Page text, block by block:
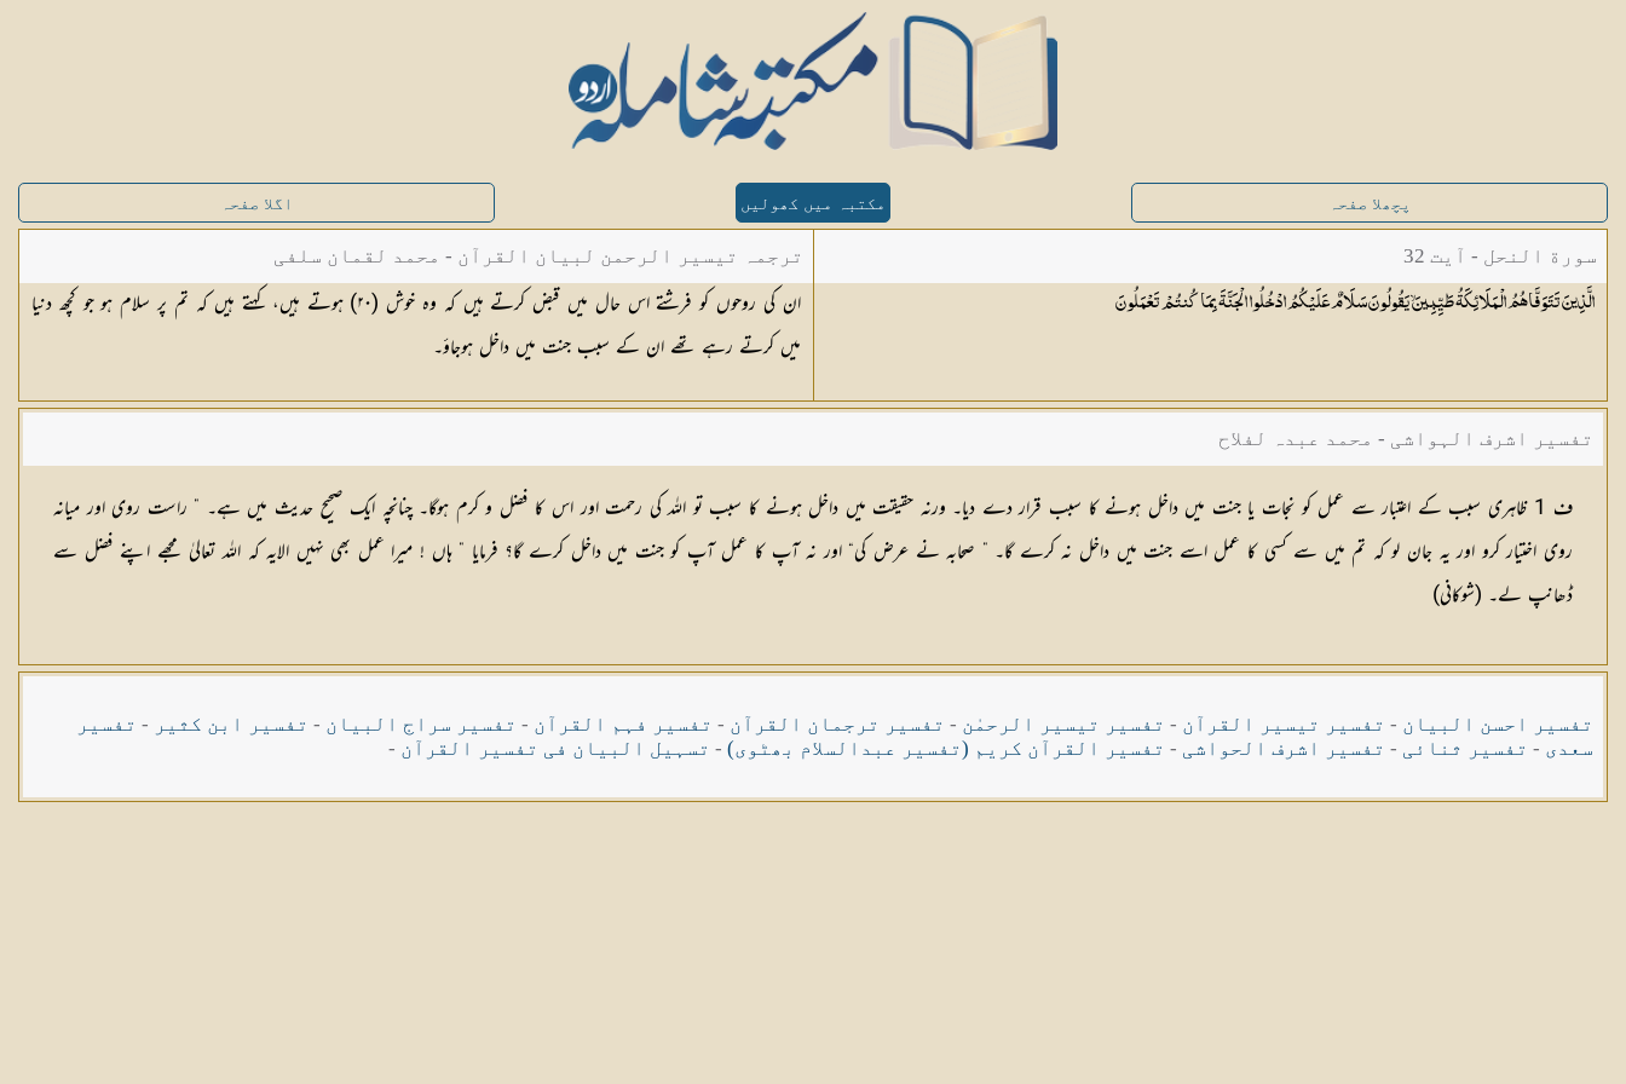
پچھلا صفحہ مکتبہ میں کھولیں اگلا صفحہ
سورة النحل - آیت 32
الَّذِينَ تَتَوَفَّاهُمُ الْمَلَائِكَةُ طَيِّبِينَ ۙ يَقُولُونَ سَلَامٌ عَلَيْكُمُ ادْخُلُوا الْجَنَّةَ بِمَا كُنتُمْتَعْمَلُونَ
ترجمہ تیسیر الرحمن لبیان القرآن - محمد لقمان سلفی
ان کی روحوں کو فرشتے اس حال میں قبض کرتے ہیں کہ وہ خوش (٢٠) ہوتے ہیں، کہتے ہیں کہ تم پر سلام ہو جو کچھ دنیا
میں کرتے رہے تھے ان کے سبب جنت میں داخل ہوجاؤ۔
تفسیر اشرف الہواشی - محمد عبدہ لفلاح
ف 1 ظاہری سبب کے اعتبار سے عمل کو نجات یا جنت میں داخل ہونے کا سبب قرار دے دیا۔ ورنہ حقیقت میں داخل ہونے کا سبب تو اللہ کی رحمت اور اس کا فضل و کرم ہوگا۔ چنانچہ ایک صحیح حدیث میں ہے۔ ” راست روی اور میانہ
روی اختیار کرو اور یہ جان لو کہ تم میں سے کسی کا عمل اسے جنت میں داخل نہ کرے گا۔ ” صحابہ نے عرض کی“ اور نہ آپ کا عمل آپ کو جنت میں داخل کرے گا؟ فرمایا ” ہاں ! میرا عمل بھی نہیں الایہ کہ اللہ تعالیٰ مجھے اپنے فضل سے
ڈھانپ لے۔ (شوکانی)
تفسیر احسن البیان - تفسیر تیسیر القرآن - تفسیر تیسیر الرحمٰن - تفسیر ترجمان القرآن - تفسیر فہم القرآن - تفسیر سراج البیان - تفسیر ابن کثیر - تفسیر
سعدی - تفسیر ثنائی - تفسیر اشرف الحواشی - تفسیر القرآن کریم (تفسیر عبدالسلام بھٹوی) - تسہیل البیان فی تفسیر القرآن -